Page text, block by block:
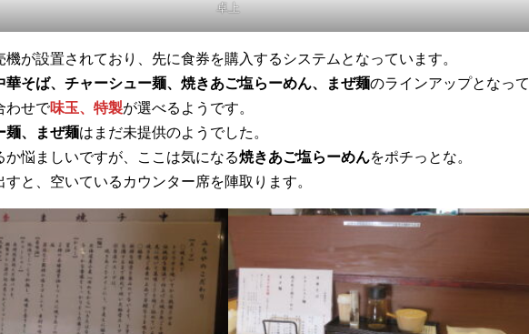
卓上
機が設置されており、先に食券を購入するシステムとなっています。
華そば、チャーシュー麺、焼きあご塩らーめん、まぜ麺のラインアップとなって
わせで味玉、特製が選べるようです。
麺、まぜ麺はまだ未提供のようでした。
か悩ましいですが、ここは気になる焼きあご塩らーめんをポチっとな。
すと、空いているカウンター席を陣取ります。